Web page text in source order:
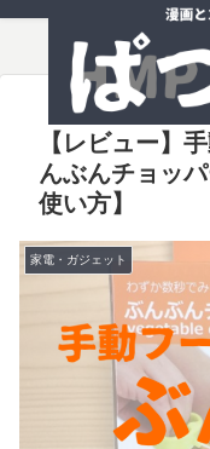
【レビュー】
んぶんチョッ
使い方】
家電・ガジェット